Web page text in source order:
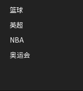
篮球
英超
NBA
奥运会